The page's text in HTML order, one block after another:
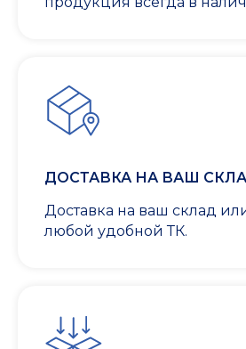
ДОСТАВКА НА ВАШ
Доставка на ваш склад
любой удобной ТК.